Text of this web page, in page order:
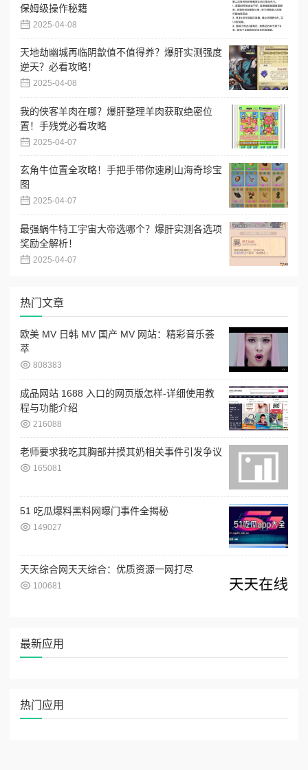
保姆级操作秘籍
2025-04-08
天地劫幽城再临阴歙值不值得养？爆肝实测强度
逆天？必看攻略！
2025-04-08
我的侠客羊肉在哪？爆肝整理羊肉获取绝密位
置！手残党必看攻略
2025-04-07
玄角牛位置全攻略！手把手带你速刷山海奇珍宝
图
2025-04-07
最强蜗牛特工宇宙大帝选哪个？爆肝实测各选项
奖励全解析！
2025-04-07
热门文章
欧美 MV 日韩 MV 国产 MV 网站：精彩音乐荟
萃
808383
成品网站 1688 入口的网页版怎样-详细使用教
程与功能介绍
216088
老师要求我吃其胸部并摸其奶相关事件引发争议
165081
51 吃瓜爆料黑料网曝门事件全揭秘
149027
天天综合网天天综合：优质资源一网打尽
100681
最新应用
热门应用